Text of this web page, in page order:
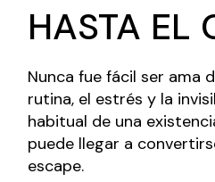
HASTA EL
Nunca fue fácil ser ama
rutina, el estrés y la
habitual de una
puede llegar a
escape.